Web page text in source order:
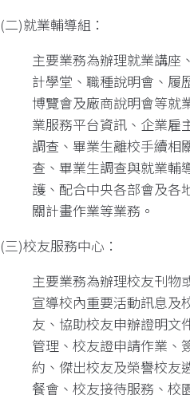
(二)就業輔導組：
主要業務為辦理就業講座
計學堂、職種說明會、履
博覽會及廠商說明會等就
業服務平台資訊、企業雇
調查、畢業生離校手續相
查、畢業生調查與就業輔
護、配合中央各部會及各
關計畫作業等業務。
(三)校友服務中心：
主要業務為辦理校友刊物
宣導校內重要活動訊息及
友、協助校友申辦證明文
管理、校友證申請作業、
約、傑出校友及榮譽校友
餐會、校友接待服務、校